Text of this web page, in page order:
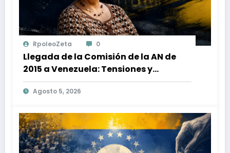
RpoleoZeta 0
Llegada de la Comisión de la AN de
2015 a Venezuela: Tensiones y
Desafíos en la Plataforma Unitaria
Agosto 5, 2026